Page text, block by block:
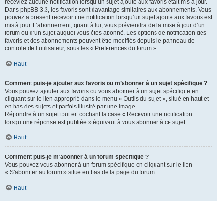
receviez aucune notification lorsqu’un sujet ajouté aux favoris était mis à jour.
Dans phpBB 3.3, les favoris sont davantage similaires aux abonnements. Vous
pouvez à présent recevoir une notification lorsqu’un sujet ajouté aux favoris est
mis à jour. L’abonnement, quant à lui, vous préviendra de la mise à jour d’un
forum ou d’un sujet auquel vous êtes abonné. Les options de notification des
favoris et des abonnements peuvent être modifiés depuis le panneau de
contrôle de l’utilisateur, sous les « Préférences du forum ».
Haut
Comment puis-je ajouter aux favoris ou m’abonner à un sujet spécifique ?
Vous pouvez ajouter aux favoris ou vous abonner à un sujet spécifique en
cliquant sur le lien approprié dans le menu « Outils du sujet », situé en haut et
en bas des sujets et parfois illustré par une image.
Répondre à un sujet tout en cochant la case « Recevoir une notification
lorsqu’une réponse est publiée » équivaut à vous abonner à ce sujet.
Haut
Comment puis-je m’abonner à un forum spécifique ?
Vous pouvez vous abonner à un forum spécifique en cliquant sur le lien
« S’abonner au forum » situé en bas de la page du forum.
Haut